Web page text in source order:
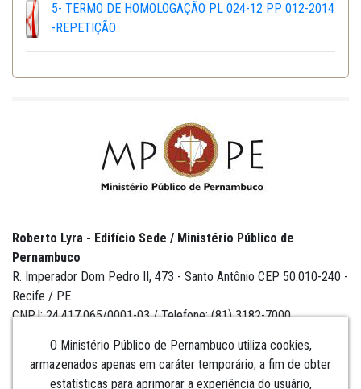
5- TERMO DE HOMOLOGAÇÃO PL 024-12 PP 012-2014
-REPETIÇÃO
O Ministério Público de Pernambuco utiliza cookies,
armazenados apenas em caráter temporário, a fim de obter
estatísticas para aprimorar a experiência do usuário,
Roberto Lyra - Edifício Sede / Ministério Público de
Pernambuco
R. Imperador Dom Pedro II, 473 - Santo Antônio CEP 50.010-240 -
Recife / PE
CNPJ: 24.417.065/0001-03 / Telefone: (81) 3182-7000
Institucional